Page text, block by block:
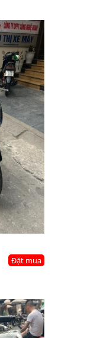
Đặt mua